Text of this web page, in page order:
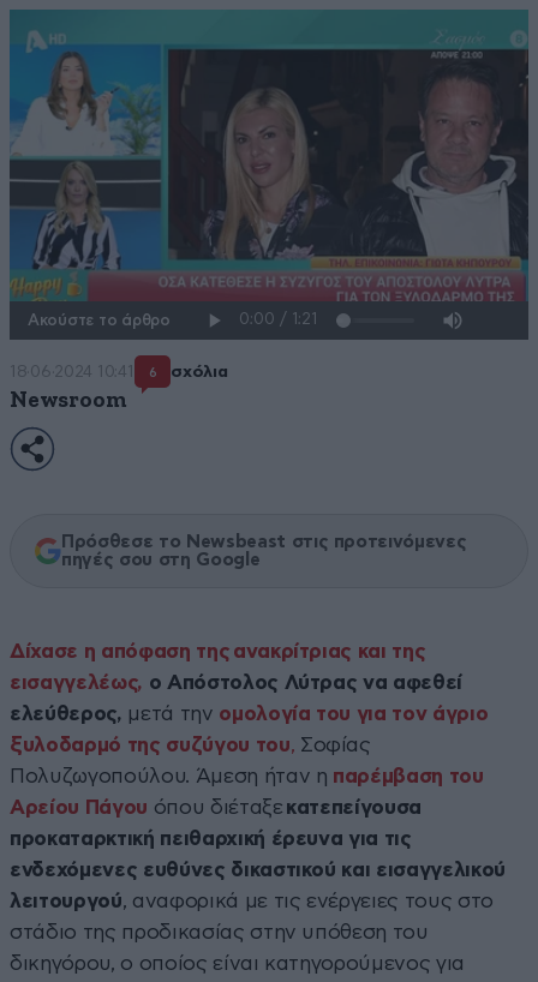
Ακούστε το άρθρο
18·06·2024 10:41 6 σχόλια
Newsroom
Πρόσθεσε το Newsbeast στις προτεινόμενες
πηγές σου στη Google
Δίχασε η απόφαση της ανακρίτριας και της
εισαγγελέως, ο Απόστολος Λύτρας να αφεθεί
ελεύθερος, μετά την ομολογία του για τον άγριο
ξυλοδαρμό της συζύγου του, Σοφίας
Πολυζωγοπούλου. Άμεση ήταν η παρέμβαση του
Αρείου Πάγου όπου διέταξε κατεπείγουσα
προκαταρκτική πειθαρχική έρευνα για τις
ενδεχόμενες ευθύνες δικαστικού και εισαγγελικού
λειτουργού, αναφορικά με τις ενέργειες τους στο
στάδιο της προδικασίας στην υπόθεση του
δικηγόρου, ο οποίος είναι κατηγορούμενος για